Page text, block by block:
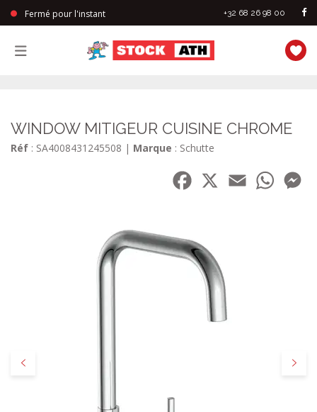
Fermé pour l'instant +32 68 26 98 00
WINDOW MITIGEUR CUISINE CHROME
Réf : SA4008431245508 | Marque : Schutte
Facebook
Email
Précédent